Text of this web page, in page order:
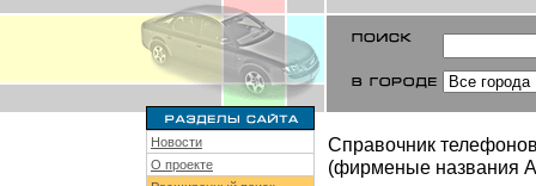
Новости
О проекте
Справочник
(фирменые названия